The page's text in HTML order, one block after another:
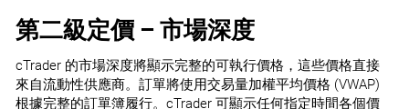
第二級定價 – 市場深度
cTrader 的市場深度將顯示完整的可執行價格，這些價格直接
來自流動性供應商。訂單將使用交易量加權平均價格 (VWAP)
根據完整的訂單簿履行。cTrader 可顯示任何指定時間各個價